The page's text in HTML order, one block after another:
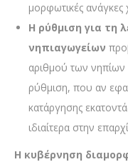
μορφωτικές
Η ρύθμιση για τη
νηπιαγωγείων
αριθμού των
ρύθμιση, που αν
κατάργησης
ιδιαίτερα στην
Η κυβέρνηση